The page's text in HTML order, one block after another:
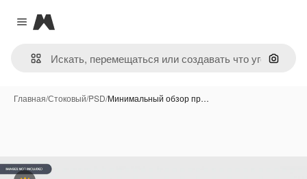
Close menu
Magnific
Поиск
Главная/Стоковый/PSD/Минимальный обзор пр…